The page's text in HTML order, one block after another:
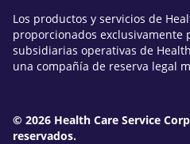
Los productos y servicios de
proporcionados exclusivamente
subsidiarias operativas de
una compañía de reserva legal
© 2026 Health Care Service
reservados.